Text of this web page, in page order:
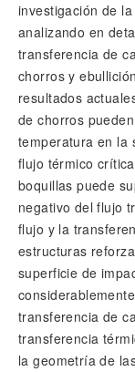
investigación de
analizando en
transferencia de
chorros y
resultados
de chorros
temperatura en la
flujo térmico
boquillas puede
negativo del flujo
flujo y la
estructuras
superficie de
transferencia de
transferencia
la geometría de